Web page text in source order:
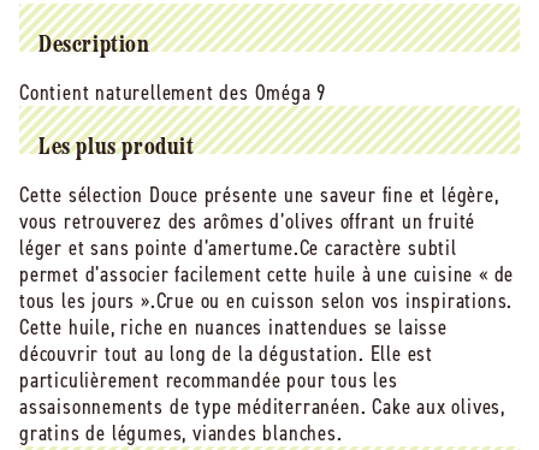
émile
Noël
-
Huile
d&#39;olive
vierge
extra
douce
bio
Vrac
-
5
l
émile
Noël
-
Huile
d&#39;olive
extra
douce
bio
Vrac
-
l
Description
Contient naturellement des Oméga 9
Les plus produit
Cette sélection Douce présente une saveur fine et légère,
vous retrouverez des arômes d’olives offrant un fruité
léger et sans pointe d’amertume.Ce caractère subtil
permet d’associer facilement cette huile à une cuisine « de
tous les jours ».Crue ou en cuisson selon vos inspirations.
Cette huile, riche en nuances inattendues se laisse
découvrir tout au long de la dégustation. Elle est
particulièrement recommandée pour tous les
assaisonnements de type méditerranéen. Cake aux olives,
gratins de légumes, viandes blanches.